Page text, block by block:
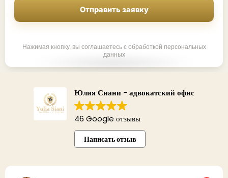
Отправить заявку
Нажимая кнопку, вы соглашаетесь с обработкой персональных
данных
Юлия Сиани - адвокатский офис
46 Google отзывы
Написать отзыв